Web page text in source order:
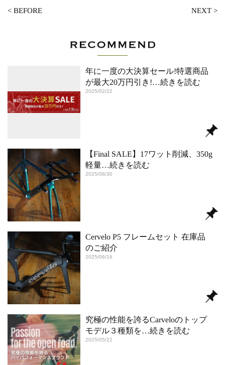
<BEFORE NEXT>
年に一度の大決算セール!特選商品
が最大20万円引き!…続きを読む
2025/02/22
【Final SALE】17ワット削減、350g
軽量…続きを読む
2025/08/30
Cervelo P5 フレームセット 在庫品
のご紹介
2025/06/16
究極の性能を誇るCarveloのトップ
モデル３種類を…続きを読む
2025/05/22